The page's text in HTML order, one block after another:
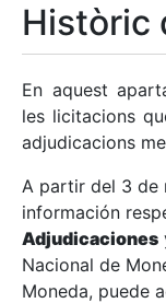
Mostra/Amaga
Mostra/Amaga
Històric
En aquest
les licitacions
adjudicacions
A partir del 3 de
información
Adjudicaciones
Nacional de
Moneda, puede